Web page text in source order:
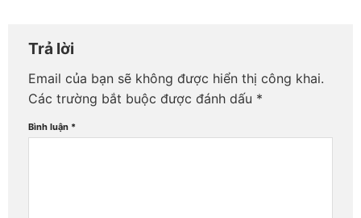
Trả lời
Email của bạn sẽ không được hiển thị công khai.
Các trường bắt buộc được đánh dấu *
Bình luận *